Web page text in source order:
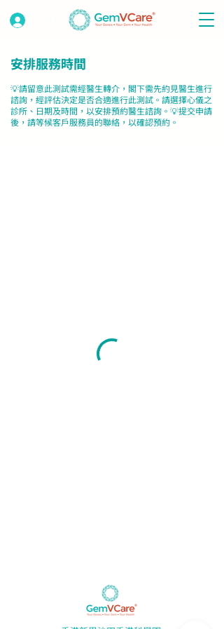
安排服務時間
💡請留意此測試需經醫生轉介，閣下需先約見醫生進行
諮詢，經評估決定是否合適進行此測試。請選擇心儀之
診所、日期及時間，以安排預約醫生諮詢。💡提交申請
後，請等候客戶服務員的聯絡，以確認預約。